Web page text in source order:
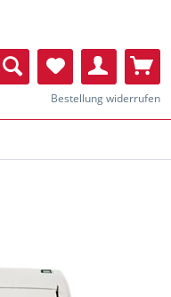
Bestellung widerrufen